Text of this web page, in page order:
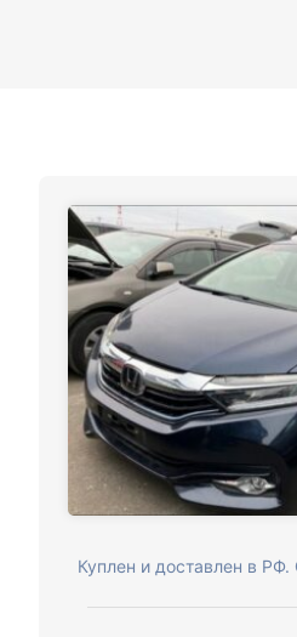
Куплен и доставлен в